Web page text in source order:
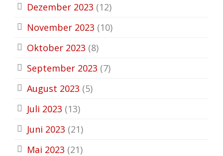
Dezember 2023 (12)
November 2023 (10)
Oktober 2023 (8)
September 2023 (7)
August 2023 (5)
Juli 2023 (13)
Juni 2023 (21)
Mai 2023 (21)